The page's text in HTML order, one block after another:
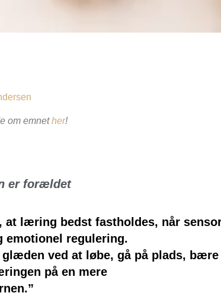
om emnether!
er forældet
læring bedst fastholdes, når
emotionel regulering.
ved at løbe, gå på plads, bære
på en mere